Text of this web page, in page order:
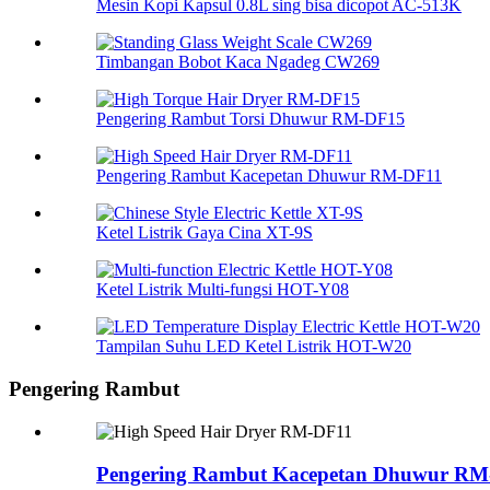
Mesin Kopi Kapsul 0.8L sing bisa dicopot AC-513K
Timbangan Bobot Kaca Ngadeg CW269
Pengering Rambut Torsi Dhuwur RM-DF15
Pengering Rambut Kacepetan Dhuwur RM-DF11
Ketel Listrik Gaya Cina XT-9S
Ketel Listrik Multi-fungsi HOT-Y08
Tampilan Suhu LED Ketel Listrik HOT-W20
Pengering Rambut
Pengering Rambut Kacepetan Dhuwur